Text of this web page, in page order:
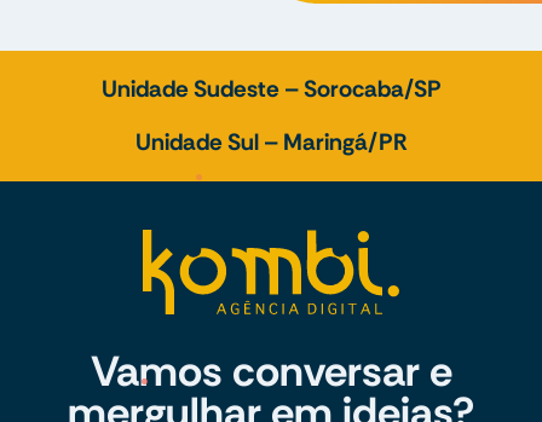
Unidade Sudeste – Sorocaba/SP
Unidade Sul – Maringá/PR
Vamos conversar e